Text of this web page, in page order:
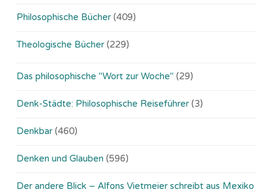
Philosophische Bücher (409)
Theologische Bücher (229)
Das philosophische "Wort zur Woche" (29)
Denk-Städte: Philosophische Reiseführer (3)
Denkbar (460)
Denken und Glauben (596)
Der andere Blick – Alfons Vietmeier schreibt aus Mexiko